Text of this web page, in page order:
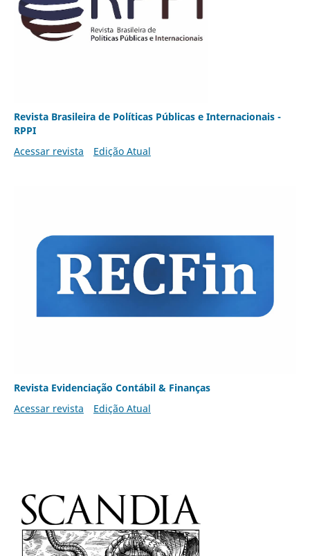
Revista Brasileira de Políticas Públicas e Internacionais -
RPPI
Acessar revista
Edição Atual
Revista Evidenciação Contábil & Finanças
Acessar revista
Edição Atual